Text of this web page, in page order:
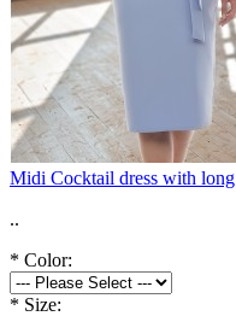
Midi Cocktail dress with
..
* Color:
* Size: